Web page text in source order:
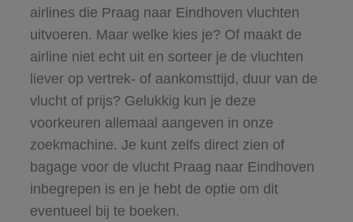
airlines die Praag naar Eindhoven vluchten
uitvoeren. Maar welke kies je? Of maakt de
airline niet echt uit en sorteer je de vluchten
liever op vertrek- of aankomsttijd, duur van de
vlucht of prijs? Gelukkig kun je deze
voorkeuren allemaal aangeven in onze
zoekmachine. Je kunt zelfs direct zien of
bagage voor de vlucht Praag naar Eindhoven
inbegrepen is en je hebt de optie om dit
eventueel bij te boeken.